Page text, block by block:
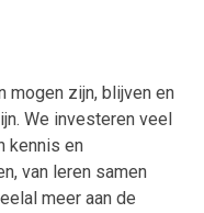
mogen zijn, blijven en
We investeren veel
kennis en
van leren samen
meer aan de